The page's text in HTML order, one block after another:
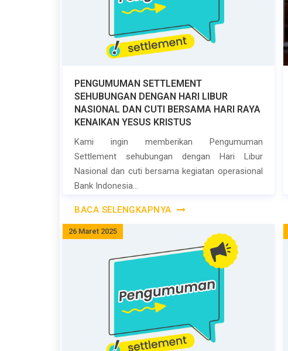
PENGUMUMAN SETTLEMENT
SEHUBUNGAN DENGAN HARI LIBUR
NASIONAL DAN CUTI BERSAMA HARI RAYA
KENAIKAN YESUS KRISTUS
Kami ingin memberikan Pengumuman
Settlement sehubungan dengan Hari Libur
Nasional dan cuti bersama kegiatan operasional
Bank Indonesia...
BACA SELENGKAPNYA
26 Maret 2025